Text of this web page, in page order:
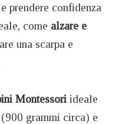
e prendere confidenza
come alzare e
una scarpa e
Montessori ideale
grammi circa) e